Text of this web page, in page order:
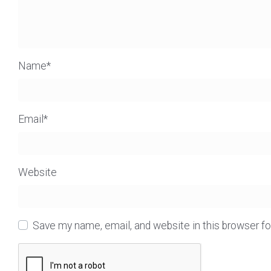
Name*
Email *
Website
Save my name, email, and website in this browser